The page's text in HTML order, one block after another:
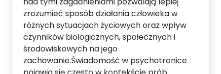
zrozumieć sposób działania człowieka w
różnych sytuacjach życiowych oraz wpływ
czynników biologicznych, społecznych i
środowiskowych na jego
zachowanie.Świadomość w psychotronice